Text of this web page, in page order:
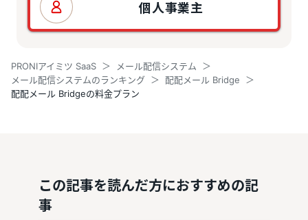
個人事業主
PRONIアイミツ SaaS
メール配信システム
メール配信システムのランキング
配配メール Bridge
配配メール Bridgeの料金プラン
この記事を読んだ方におすすめの記
事